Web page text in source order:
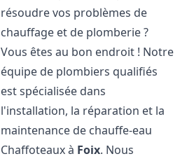
résoudre vos problèmes de
chauffage et de plomberie ?
Vous êtes au bon endroit ! Notre
équipe de plombiers qualifiés
est spécialisée dans
l'installation, la réparation et la
maintenance de chauffe-eau
Chaffoteaux à Foix. Nous